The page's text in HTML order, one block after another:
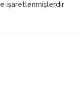
işaretlenmişlerdir